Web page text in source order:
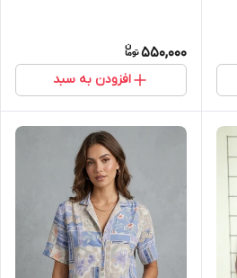
550,000
افزودن به سبد